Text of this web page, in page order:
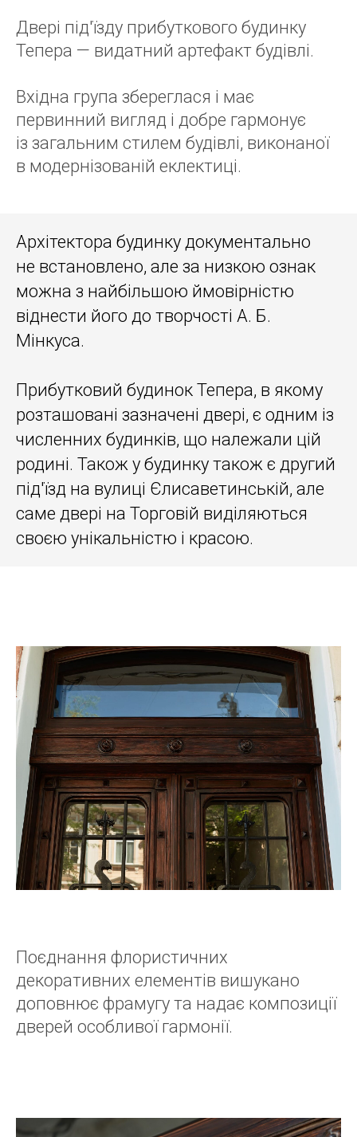
Двері під'їзду прибуткового будинку
Тепера — видатний артефакт будівлі.
Вхідна група збереглася і має
первинний вигляд і добре гармонує
із загальним стилем будівлі, виконаної
в модернізованій еклектиці.
Архітектора будинку документально
не встановлено, але за низкою ознак
можна з найбільшою ймовірністю
віднести його до творчості А. Б.
Мінкуса.
Прибутковий будинок Тепера, в якому
розташовані зазначені двері, є одним із
численних будинків, що належали цій
родині. Також у будинку також є другий
під'їзд на вулиці Єлисаветинській, але
саме двері на Торговій виділяються
своєю унікальністю і красою.
Поєднання флористичних
декоративних елементів вишукано
доповнює фрамугу та надає композиції
дверей особливої гармонії.